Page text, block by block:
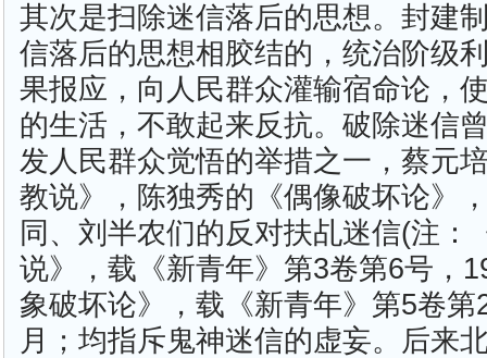
其次是扫除迷信落后的思想。封建
信落后的思想相胶结的，统治阶级
果报应，向人民群众灌输宿命论，
的生活，不敢起来反抗。破除迷信
发人民群众觉悟的举措之一，蔡元
教说》，陈独秀的《偶像破坏论》
同、刘半农们的反对扶乩迷信(注：
说》，载《新青年》第3卷第6号，
象破坏论》，载《新青年》第5卷第
月；均指斥鬼神迷信的虚妄。后来